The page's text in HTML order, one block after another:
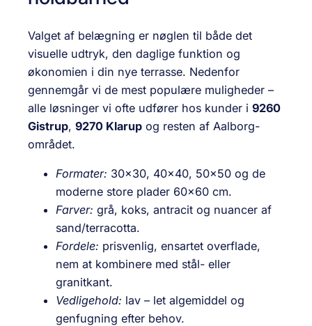
Valget af belægning er nøglen til både det
visuelle udtryk, den daglige funktion og
økonomien i din nye terrasse. Nedenfor
gennemgår vi de mest populære muligheder –
alle løsninger vi ofte udfører hos kunder i 9260
Gistrup, 9270 Klarup og resten af Aalborg-
området.
Formater: 30×30, 40×40, 50×50 og de
moderne store plader 60×60 cm.
Farver: grå, koks, antracit og nuancer af
sand/terracotta.
Fordele: prisvenlig, ensartet overflade,
nem at kombinere med stål- eller
granitkant.
Vedligehold: lav – let algemiddel og
genfugning efter behov.